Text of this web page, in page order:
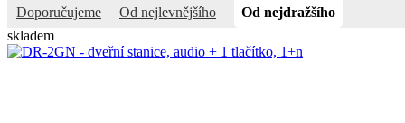
Doporučujeme Od nejlevnějšího Od nejdražšího
skladem